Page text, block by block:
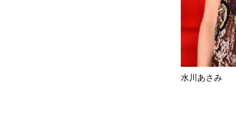
水川あさみ